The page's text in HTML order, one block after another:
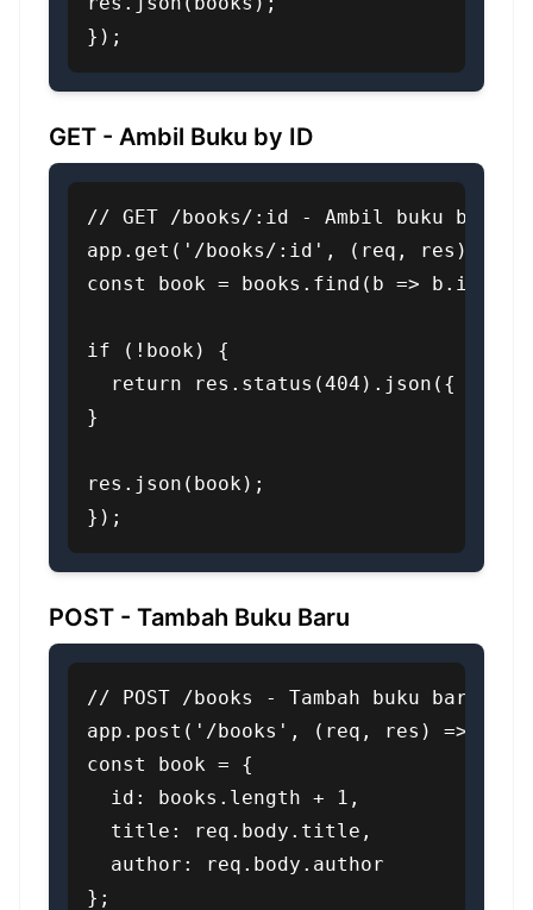
});
GET - Ambil Buku by ID
// GET /books/:id - Ambil buku
app.get('/books/:id', (req, res) => {
const book = books.find(b => b.id
if (!book) {
return res.status(404).json({
}
res.json(book);
});
POST - Tambah Buku Baru
// POST /books - Tambah buku baru
app.post('/books', (req, res) => {
const book = {
  id: books.length + 1,
  title: req.body.title,
  author: req.body.author
};